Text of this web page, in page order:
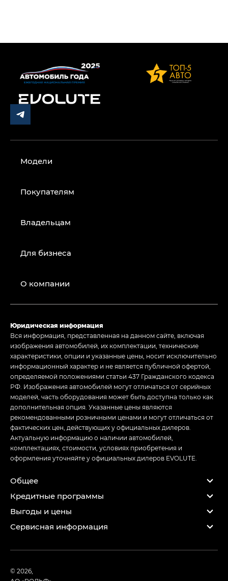
Модели
Покупателям
Владельцам
Для бизнеса
О компании
Юридическая информация
Вся информация, представленная на данном сайте, включая
изображения автомобилей, их комплектации, технические
характеристики, опции и указанные цены, носит исключительно
информационный характер и не является публичной офертой,
определяемой положениями статьи 437 Гражданского кодекса
РФ. Изображения автомобилей могут отличаться от серийных
моделей, часть оборудования может быть доступна только как
дополнительная опция. Указанные цены являются
рекомендованными розничными ценами и могут отличаться от
фактических цен, действующих у официальных дилеров.
Актуальную информацию о наличии автомобилей,
комплектациях, стоимости, условиях приобретения и
оформления уточняйте у официальных дилеров EVOLUTE.
Общее
Кредитные программы
Выгоды и цены
Сервисная информация
© 2026,